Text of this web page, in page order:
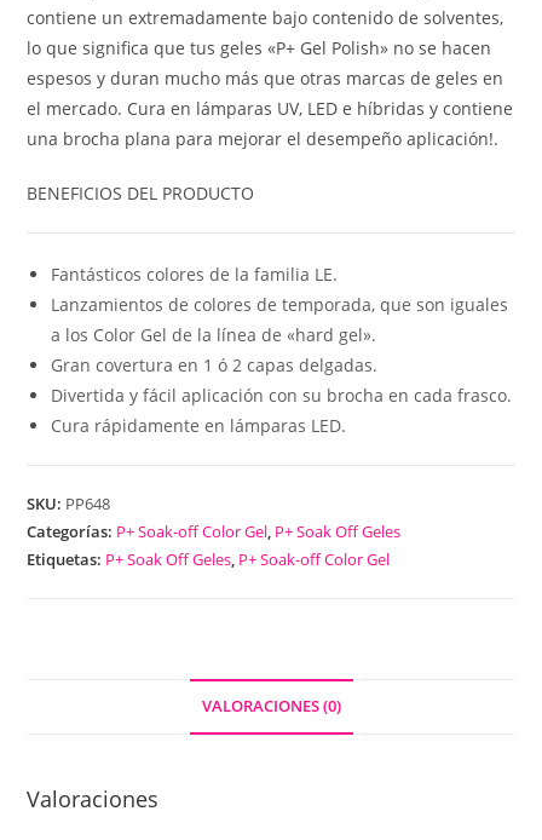
contiene un extremadamente bajo contenido de solventes,
lo que significa que tus geles «P+ Gel Polish» no se hacen
espesos y duran mucho más que otras marcas de geles en
el mercado. Cura en lámparas UV, LED e híbridas y contiene
una brocha plana para mejorar el desempeño aplicación!.
BENEFICIOS DEL PRODUCTO
Fantásticos colores de la familia LE.
Lanzamientos de colores de temporada, que son iguales
a los Color Gel de la línea de «hard gel».
Gran covertura en 1 ó 2 capas delgadas.
Divertida y fácil aplicación con su brocha en cada frasco.
Cura rápidamente en lámparas LED.
SKU: PP648
Categorías: P+ Soak-off Color Gel P+ Soak Off Geles
Etiquetas: P+ Soak Off Geles P+ Soak-off Color Gel
VALORACIONES (0)
Valoraciones